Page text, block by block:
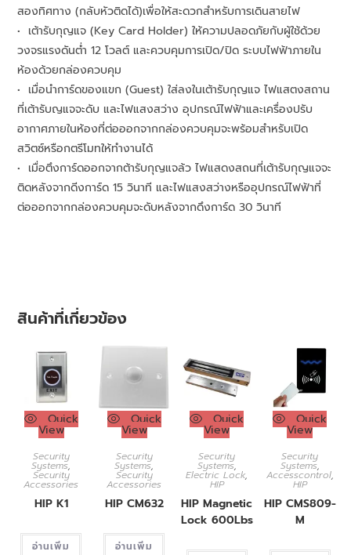
สองทิศทาง (กลับหัวติดได้)เพื่อให้สะดวกสำหรับการเดินสายไฟ
• เต้ารับกุญแจ (Key Card Holder) ให้ความปลอดภัยกับผู้ใช้ด้วย
วงจรแรงดันต่ำ 12 โวลต์ และควบคุมการเปิด/ปิด ระบบไฟฟ้าภายใน
ห้องด้วยกล่องควบคุม
• เมื่อนำการ์ดของแขก (Guest) ใส่ลงในเต้ารับกุญแจ ไฟแสตงสถาน
ที่เต้ารับญแจจะดับ และไฟแสงสว่าง อุปกรณ์ไฟฟ้าและเครื่องปรับ
อากาศภายในห้องที่ต่อออกจากกล่องควบคุมจะพร้อมสำหรับเปิด
สวิตซ์หรือกตรีโมทให้ทำงานได้
• เมื่อตึงการ์ดออกจากต้ารับกุญแจล้ว ไฟแสดงสถนที่เต้ารับกุญแจจะ
ติดหลังจากดีงการ์ด 15 วินาที และไฟแสงสว่างหรืออุปกรณ์ไฟฟ้าที่
ต่อออกจากกล่องควบคุมจะดับหลังจากดึงการ์ด 30 วินาที
สินค้าที่เกี่ยวข้อง
Quick
View
Security
Systems,
Security
Accessories
HIP K1
อ่านเพิ่ม
Quick
View
Security
Systems,
Security
Accessories
HIP CM632
อ่านเพิ่ม
Quick
View
Security
Systems,
Electric Lock,
HIP
HIP Magnetic
Lock 600Lbs
Quick
View
Security
Systems,
Accesscontrol,
HIP
HIP CMS809-
M